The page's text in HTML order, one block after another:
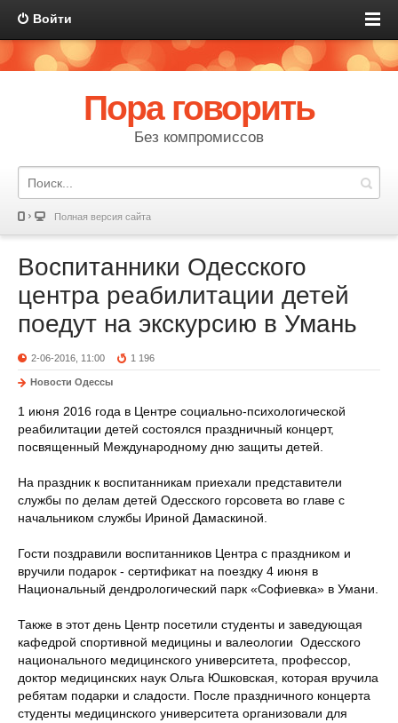
Войти
Пора говорить
Без компромиссов
Полная версия сайта
Воспитанники Одесского
центра реабилитации детей
поедут на экскурсию в Умань
2-06-2016, 11:00 1 196
Новости Одессы
1 июня 2016 года в Центре социально-психологической
реабилитации детей состоялся праздничный концерт,
посвященный Международному дню защиты детей.
На праздник к воспитанникам приехали представители
службы по делам детей Одесского горсовета во главе с
начальником службы Ириной Дамаскиной.
Гости поздравили воспитанников Центра с праздником и
вручили подарок - сертификат на поездку 4 июня в
Национальный дендрологический парк «Софиевка» в Умани.
Также в этот день Центр посетили студенты и заведующая
кафедрой спортивной медицины и валеологии Одесского
национального медицинского университета, профессор,
доктор медицинских наук Ольга Юшковская, которая вручила
ребятам подарки и сладости. После праздничного концерта
студенты медицинского университета организовали для